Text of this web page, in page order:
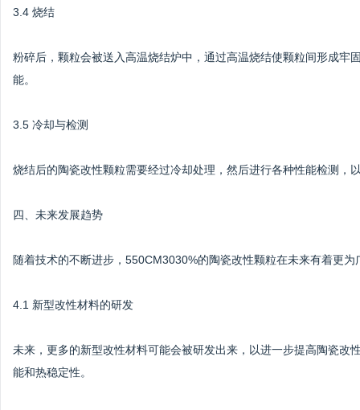
3.4 烧结
粉碎后，颗粒会被送入高温烧结炉中，通过高温烧结使颗粒间形成牢
能。
3.5 冷却与检测
烧结后的陶瓷改性颗粒需要经过冷却处理，然后进行各种性能检测，
四、未来发展趋势
随着技术的不断进步，550CM3030%的陶瓷改性颗粒在未来有着更
4.1 新型改性材料的研发
未来，更多的新型改性材料可能会被研发出来，以进一步提高陶瓷改
能和热稳定性。